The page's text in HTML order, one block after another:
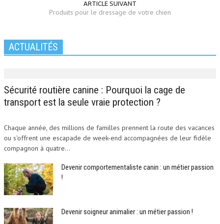
ARTICLE SUIVANT
Produits pour le dressage de votre chien
ACTUALITÉS
Sécurité routière canine : Pourquoi la cage de
transport est la seule vraie protection ?
Chaque année, des millions de familles prennent la route des vacances
ou s'offrent une escapade de week-end accompagnées de leur fidèle
compagnon à quatre...
Devenir comportementaliste canin : un métier passion
!
Devenir soigneur animalier : un métier passion !